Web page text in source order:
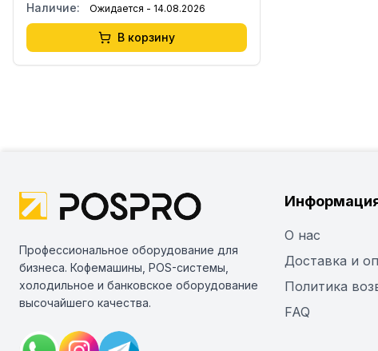
Наличие:
Ожидается - 14.08.2026
В корзину
Профессиональное оборудование для
бизнеса. Кофемашины, POS-системы,
холодильное и банковское оборудование
высочайшего качества.
О нас
Доставка и
Политика
FAQ